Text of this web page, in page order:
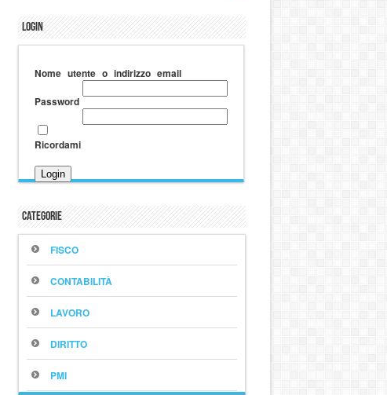
Login
Nome utente o indirizzo email
Password
Ricordami
Categorie
FISCO
CONTABILITÀ
LAVORO
DIRITTO
PMI